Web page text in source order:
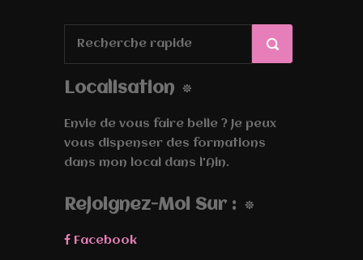
Localisation
Envie de vous faire belle ? Je peux
vous dispenser des formations
dans mon local dans l'Ain.
Rejoignez-Moi Sur :
Facebook